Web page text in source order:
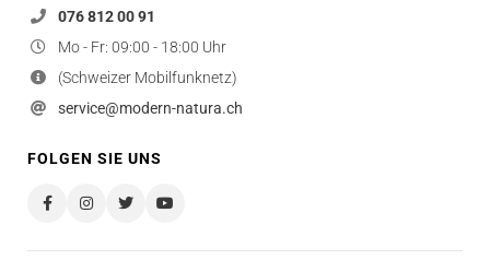
076 812 00 91
Mo - Fr: 09:00 - 18:00 Uhr
(Schweizer Mobilfunknetz)
service@modern-natura.ch
FOLGEN SIE UNS